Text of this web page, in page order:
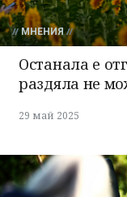
МНЕНИЯ
Останала е
раздяла не
29 май 2025